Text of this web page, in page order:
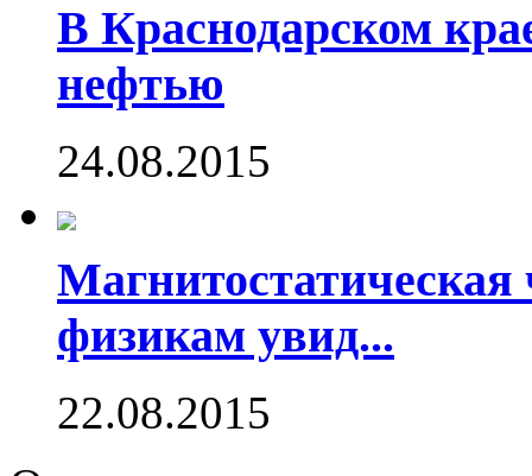
В Краснодарском
нефтью
24.08.2015
Магнитостатическая
физикам увид...
22.08.2015